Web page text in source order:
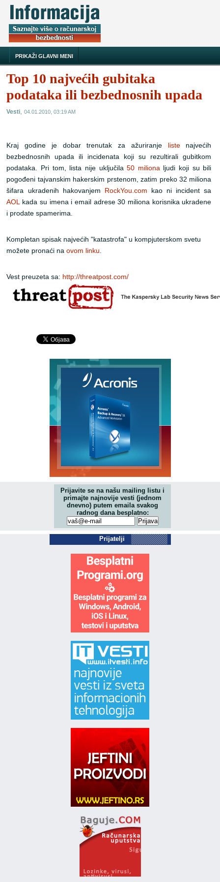
PRIKAŽI GLAVNI MENI
Top 10 najvećih gubitaka
podataka ili bezbednosnih upada
Vesti,04.01.2010, 03:19 AM
Kraj godine je dobar trenutak za ažuriranje listenajvećih
bezbednosnih upada ili incidenata koji su rezultirali gubitkom
podataka. Pri tom, lista nije uključila50 milionaljudi koji su bili
pogođeni tajvanskim hakerskim prstenom, zatim preko 32 miliona
šifara ukradenih hakovanjem
RockYou.com kao ni incident sa
AOLkada su imena i email adrese 30 miliona korisnika ukradene
i prodate spamerima.
Kompletan spisak najvećih "katastrofa" u kompjuterskom svetu
možete pronaći naovom linku.
Vest preuzeta sa: http://threatpost.com/
Prijavite se na našu mailing listu i
primajte najnovije vesti (jednom
dnevno) putem emaila svakog
radnog dana besplatno:
Prijatelji